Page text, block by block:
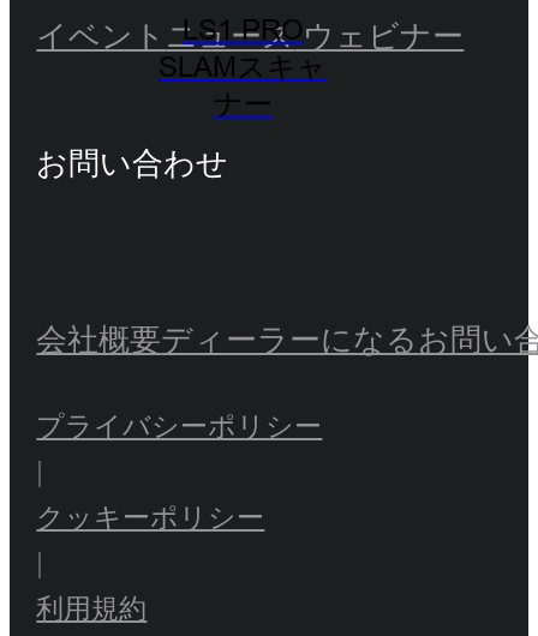
LS1 PRO
SLAMスキャ
ナー
イベント ニュースウェビナー
お問い合わせ
会社概要ディーラーになるお問い
プライバシーポリシー
|
クッキーポリシー
|
利用規約